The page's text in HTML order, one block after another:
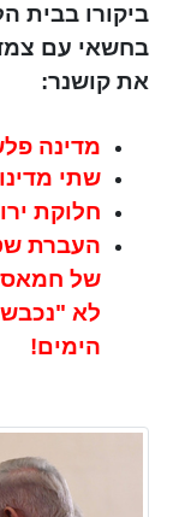
ביקורו בבית
בחשאי עם צמד
את קושנר:
מדינה
שתי
חלוקת
העברת
של חמאס
הימים!